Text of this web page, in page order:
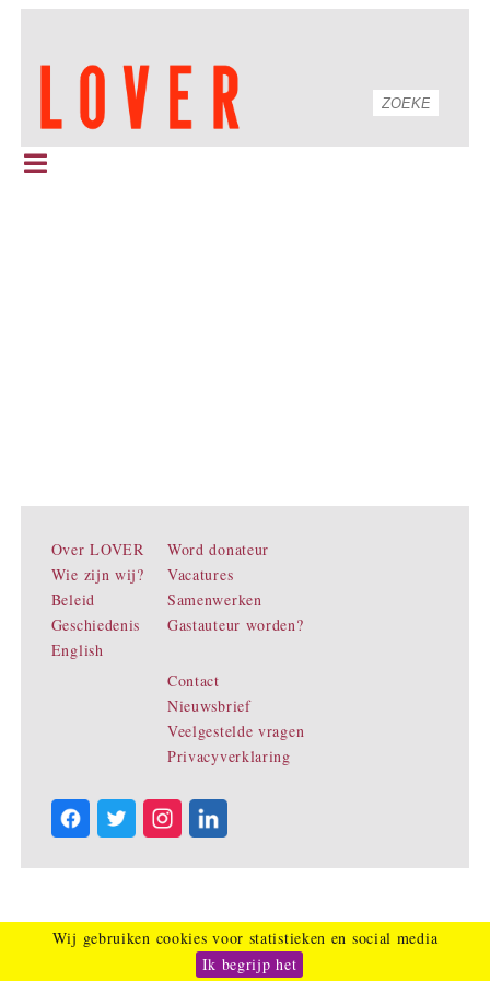
Wij gebruiken cookies voor statistieken en social media
Ik begrijp het
Over LOVER
Wie zijn wij?
Beleid
Geschiedenis
English
Word donateur
Vacatures
Samenwerken
Gastauteur worden?
Contact
Nieuwsbrief
Veelgestelde vragen
Privacyverklaring